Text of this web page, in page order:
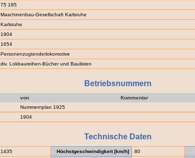
75 185
Maschinenbau-Gesellschaft Karlsruhe
Karlsruhe
1904
1654
Personenzugtenderlokomotive
div. Lokbaureihen-Bücher und Baulisten
Betriebsnummern
von Kommentar
Nummernplan 1925
1904
Technische Daten
1435 Höchstgeschwindigkeit [km/h] 80